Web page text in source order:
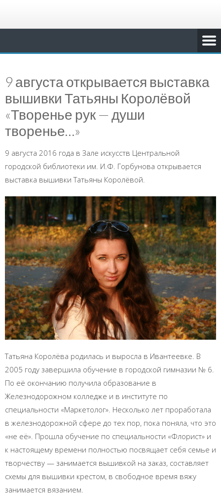
9 августа открывается выставка
вышивки Татьяны Королёвой
«Творенье рук — души
творенье…»
9 августа 2016 года в Зале искусств Центральной
городской библиотеки им. И.Ф. Горбунова открывается
выставка вышивки Татьяны Королёвой.
Татьяна Королёва родилась и выросла в Ивантеевке. В
2005 году завершила обучение в городской гимназии № 6.
По её окончанию получила образование в
Железнодорожном колледже и в институте по
специальности «Маркетолог». Несколько лет проработала
в железнодорожной сфере до тех пор, пока поняла, что это
«не её». Прошла обучение по специальности «Флорист» и
к настоящему времени полностью посвящает себя семье и
творчеству — занимается вышивкой на заказ, составляет
схемы для вышивки крестом, в свободное время вяжу
занимается вязанием.